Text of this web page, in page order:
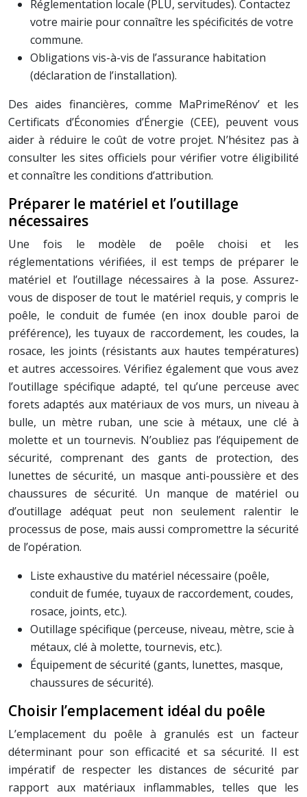
Réglementation locale (PLU, servitudes). Contactez
votre mairie pour connaître les spécificités de votre
commune.
Obligations vis-à-vis de l’assurance habitation
(déclaration de l’installation).
Des aides financières, comme MaPrimeRénov’ et les
Certificats d’Économies d’Énergie (CEE), peuvent vous
aider à réduire le coût de votre projet. N’hésitez pas à
consulter les sites officiels pour vérifier votre éligibilité
et connaître les conditions d’attribution.
Préparer le matériel et l’outillage
nécessaires
Une fois le modèle de poêle choisi et les
réglementations vérifiées, il est temps de préparer le
matériel et l’outillage nécessaires à la pose. Assurez-
vous de disposer de tout le matériel requis, y compris le
poêle, le conduit de fumée (en inox double paroi de
préférence), les tuyaux de raccordement, les coudes, la
rosace, les joints (résistants aux hautes températures)
et autres accessoires. Vérifiez également que vous avez
l’outillage spécifique adapté, tel qu’une perceuse avec
forets adaptés aux matériaux de vos murs, un niveau à
bulle, un mètre ruban, une scie à métaux, une clé à
molette et un tournevis. N’oubliez pas l’équipement de
sécurité, comprenant des gants de protection, des
lunettes de sécurité, un masque anti-poussière et des
chaussures de sécurité. Un manque de matériel ou
d’outillage adéquat peut non seulement ralentir le
processus de pose, mais aussi compromettre la sécurité
de l’opération.
Liste exhaustive du matériel nécessaire (poêle,
conduit de fumée, tuyaux de raccordement, coudes,
rosace, joints, etc.).
Outillage spécifique (perceuse, niveau, mètre, scie à
métaux, clé à molette, tournevis, etc.).
Équipement de sécurité (gants, lunettes, masque,
chaussures de sécurité).
Choisir l’emplacement idéal du poêle
L’emplacement du poêle à granulés est un facteur
déterminant pour son efficacité et sa sécurité. Il est
impératif de respecter les distances de sécurité par
rapport aux matériaux inflammables, telles que les